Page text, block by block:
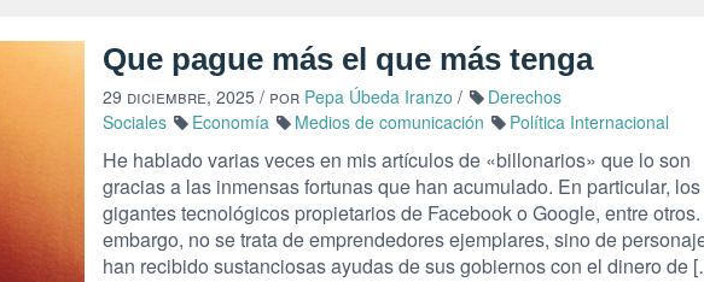
Que pague más el que más tenga
29 diciembre, 2025 / por Pepa Úbeda Iranzo /
Derechos
Sociales
Economía Medios de comunicación Política Internacional
He hablado varias veces en mis artículos de «billonarios» que lo son
gracias a las inmensas fortunas que han acumulado. En particular, los
gigantes tecnológicos propietarios de Facebook o Google, entre
embargo, no se trata de emprendedores ejemplares, sino de
han recibido sustanciosas ayudas de sus gobiernos con el dinero de